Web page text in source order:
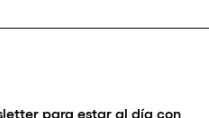
para estar al día con